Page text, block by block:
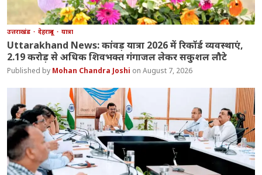
उत्तराखंड देहरादून यात्रा
Uttarakhand News: कांवड़ यात्रा 2026 में रिकॉर्ड व्यवस्थाएं,
2.19 करोड़ से अधिक शिवभक्त गंगाजल लेकर सकुशल लौटे
Mohan Chandra Joshi August 7, 2026